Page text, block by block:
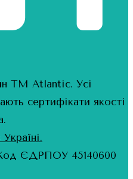
ТМ Atlantic. Усі
сертифікати якості
ЄДРПОУ 45140600